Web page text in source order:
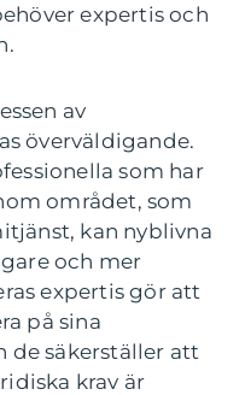
expertis och
av
överväldigande.
som har
området, som
kan nyblivna
och mer
expertis gör att
på sina
de säkerställer att
krav är